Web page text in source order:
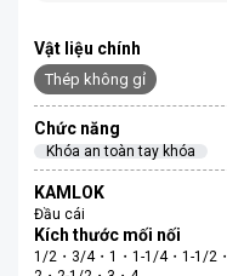
Vật liệu chính
Thép không gỉ
Chức năng
Khóa an toàn tay khóa
KAMLOK
Đầu cái
Kích thước mối nối
1/2・3/4・1・1-1/4・1-1/2・